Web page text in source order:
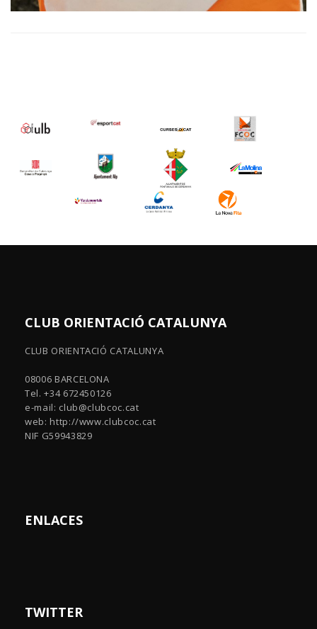
CLUB ORIENTACIÓ CATALUNYA
CLUB ORIENTACIÓ CATALUNYA
08006 BARCELONA
Tel. +34 672450126
e-mail: club@clubcoc.cat
web: http://www.clubcoc.cat
NIF G59943829
ENLACES
TWITTER